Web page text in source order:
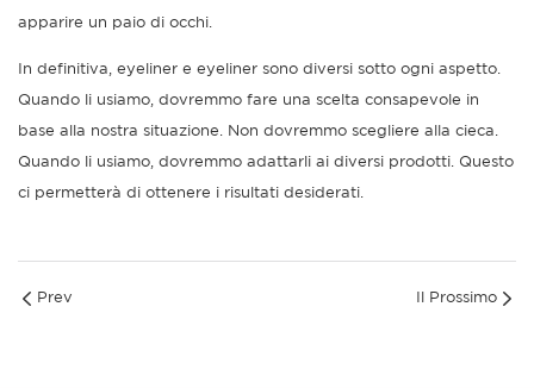
apparire un paio di occhi.
In definitiva, eyeliner e eyeliner sono diversi sotto ogni aspetto.
Quando li usiamo, dovremmo fare una scelta consapevole in
base alla nostra situazione. Non dovremmo scegliere alla cieca.
Quando li usiamo, dovremmo adattarli ai diversi prodotti. Questo
ci permetterà di ottenere i risultati desiderati.
Prev Il Prossimo